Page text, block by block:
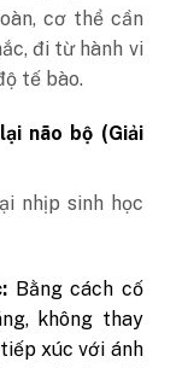
cơ thể cần
đi từ hành vi
tế bào.
não bộ (Giải
nhịp sinh học
Bằng cách cố
không thay
xúc với ánh